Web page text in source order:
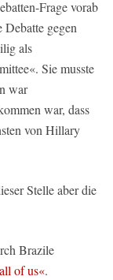
Frage vorab
gegen
als
Sie musste
war
war, dass
von Hillary
Stelle aber die
Brazile
of us«.